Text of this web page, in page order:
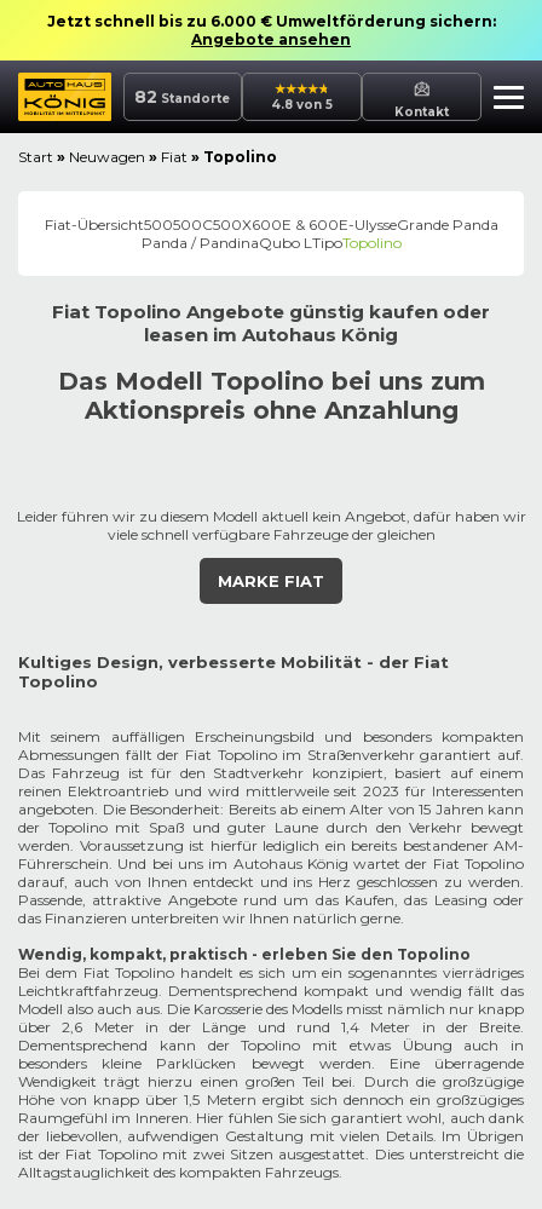
Jetzt schnell bis zu 6.000 € Umweltförderung sichern:
Angebote ansehen
82 Standorte 4.8 von 5 Kontakt
Start » Neuwagen » Fiat » Topolino
Fiat-Übersicht500500C500X600E & 600E-UlysseGrande Panda
Panda / PandinaQubo LTipoTopolino
Fiat Topolino Angebote günstig kaufen oder
leasen im Autohaus König
Das Modell Topolino bei uns zum
Aktionspreis ohne Anzahlung
Leider führen wir zu diesem Modell aktuell kein Angebot, dafür haben wir
viele schnell verfügbare Fahrzeuge der gleichen
MARKE FIAT
Kultiges Design, verbesserte Mobilität - der Fiat
Topolino
Mit seinem auffälligen Erscheinungsbild und besonders kompakten
Abmessungen fällt der Fiat Topolino im Straßenverkehr garantiert auf.
Das Fahrzeug ist für den Stadtverkehr konzipiert, basiert auf einem
reinen Elektroantrieb und wird mittlerweile seit 2023 für Interessenten
angeboten. Die Besonderheit: Bereits ab einem Alter von 15 Jahren kann
der Topolino mit Spaß und guter Laune durch den Verkehr bewegt
werden. Voraussetzung ist hierfür lediglich ein bereits bestandener AM-
Führerschein. Und bei uns im Autohaus König wartet der Fiat Topolino
darauf, auch von Ihnen entdeckt und ins Herz geschlossen zu werden.
Passende, attraktive Angebote rund um das Kaufen, das Leasing oder
das Finanzieren unterbreiten wir Ihnen natürlich gerne.
Wendig, kompakt, praktisch - erleben Sie den Topolino
Bei dem Fiat Topolino handelt es sich um ein sogenanntes vierrädriges
Leichtkraftfahrzeug. Dementsprechend kompakt und wendig fällt das
Modell also auch aus. Die Karosserie des Modells misst nämlich nur knapp
über 2,6 Meter in der Länge und rund 1,4 Meter in der Breite.
Dementsprechend kann der Topolino mit etwas Übung auch in
besonders kleine Parklücken bewegt werden. Eine überragende
Wendigkeit trägt hierzu einen großen Teil bei. Durch die großzügige
Höhe von knapp über 1,5 Metern ergibt sich dennoch ein großzügiges
Raumgefühl im Inneren. Hier fühlen Sie sich garantiert wohl, auch dank
der liebevollen, aufwendigen Gestaltung mit vielen Details. Im Übrigen
ist der Fiat Topolino mit zwei Sitzen ausgestattet. Dies unterstreicht die
Alltagstauglichkeit des kompakten Fahrzeugs.